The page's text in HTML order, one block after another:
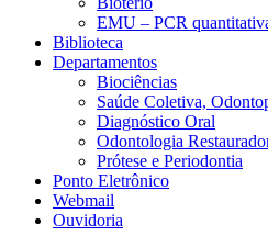
EMU – PCR
Biblioteca
Departamentos
Biociências
Saúde Coletiva,
Diagnóstico Oral
Odontologia
Prótese e Periodontia
Ponto Eletrônico
Webmail
Ouvidoria